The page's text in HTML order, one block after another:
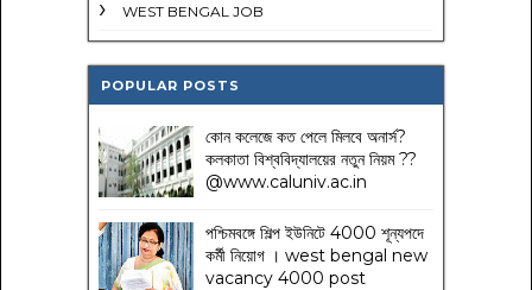
WEST BENGAL JOB
POPULAR POSTS
কোন কলেজে কত পেলে মিলবে অনার্স?
কলকাতা বিশ্ববিদ্যালয়ের নতুন নিয়ম??
@www.caluniv.ac.in
পশ্চিমবঙ্গে শিল্প ইউনিটে 4000 শূন্যপদে
কর্মী নিয়োগ । west bengal new
vacancy 4000 post